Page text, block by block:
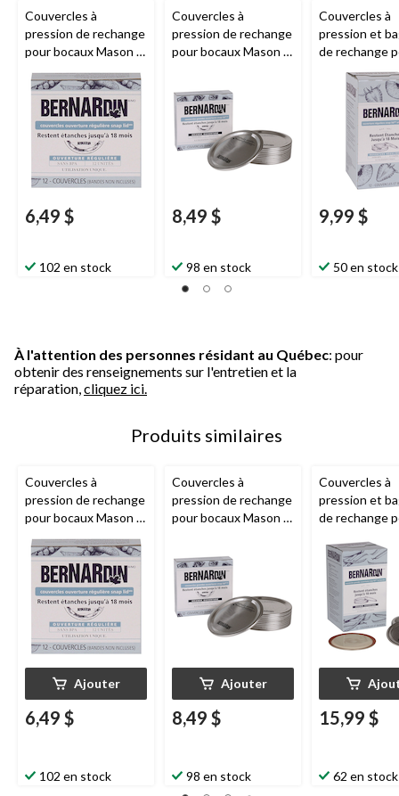
Couvercles à
pression de rechange
pour bocaux Mason à
ouverture standard
Bernardin, paq. 12
6,49 $
102 en stock
Couvercles à
pression de rechange
pour bocaux Mason à
Bernardin
8,49 $
98 en stock
Couvercles à
pression et
de rechange
bocaux
ouverture
Bernardin,
9,99 $
50 en stock
À l'attention des personnes résidant au Québec: pour
obtenir des renseignements sur l'entretien et la
réparation, cliquez ici.
Produits similaires
Couvercles à
pression de rechange
pour bocaux Mason à
ouverture standard
Bernardin, paq. 12
Ajouter
6,49 $
102 en stock
Couvercles à
pression de rechange
pour bocaux Mason à
Bernardin
Ajouter
8,49 $
98 en stock
Couvercles à
pression et
de rechange
ouverture
Bernardin,
15,99 $
62 en stock